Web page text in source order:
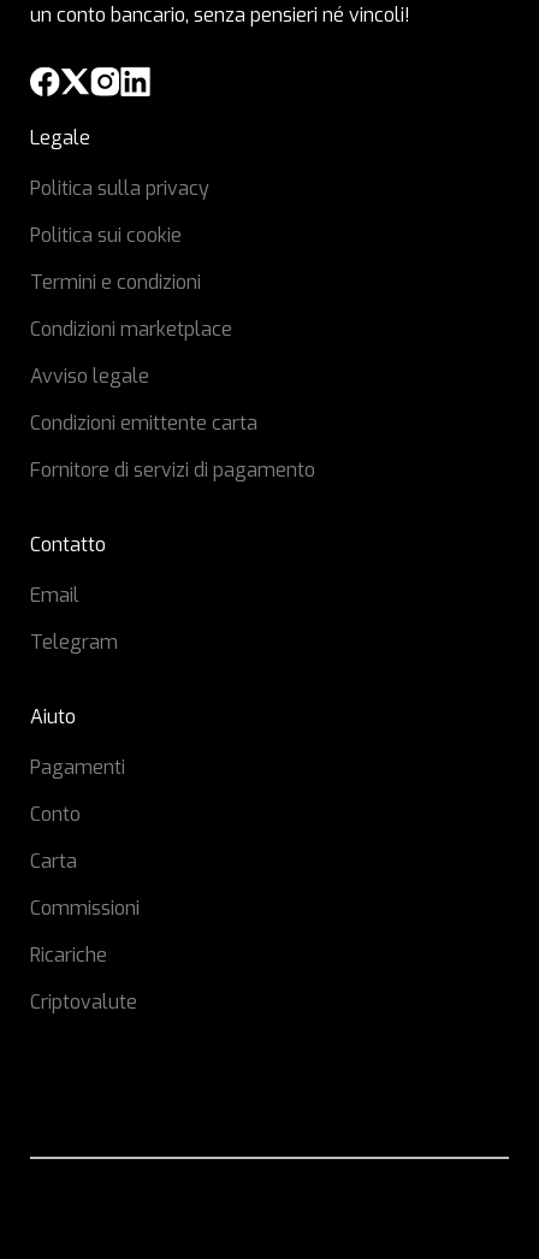
un conto bancario, senza pensieri né vincoli!
Legale
Politica sulla privacy
Politica sui cookie
Termini e condizioni
Condizioni marketplace
Avviso legale
Condizioni emittente carta
Fornitore di servizi di pagamento
Contatto
Email
Telegram
Aiuto
Pagamenti
Conto
Carta
Commissioni
Ricariche
Criptovalute